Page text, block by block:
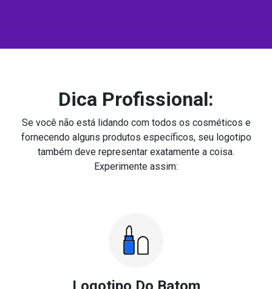
Dica Profissional:
Se você não está lidando com todos os cosméticos e
fornecendo alguns produtos específicos, seu logotipo
também deve representar exatamente a coisa.
Experimente assim: